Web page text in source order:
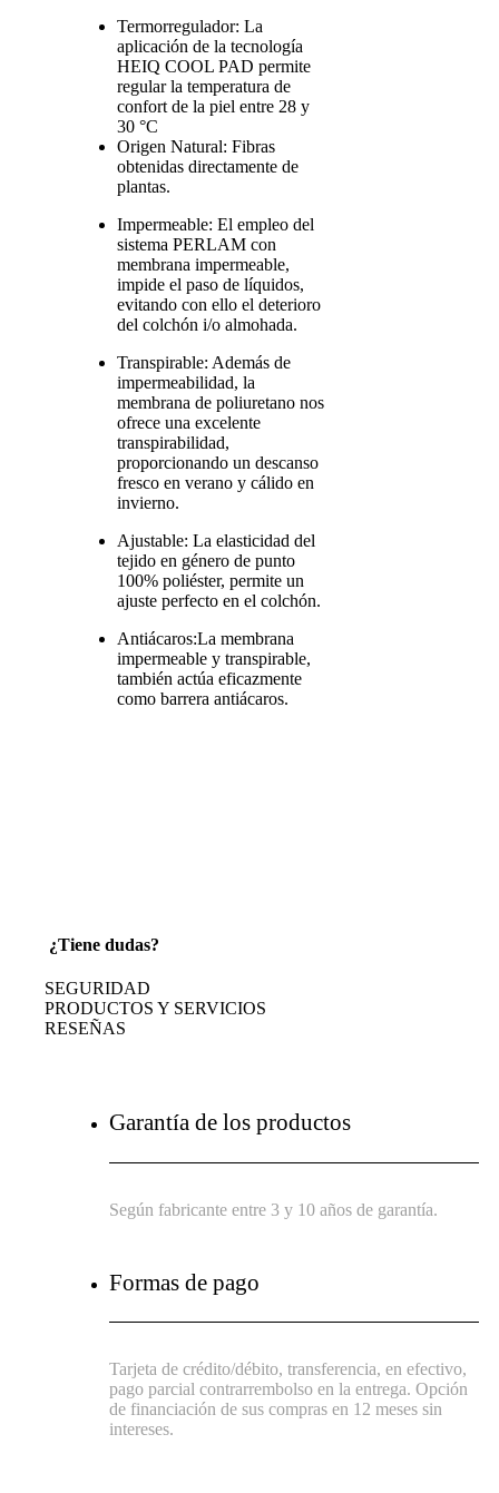
Termorregulador: La
aplicación de la tecnología
HEIQ COOL PAD permite
regular la temperatura de
confort de la piel entre 28 y
30 °C
Origen Natural: Fibras
obtenidas directamente de
plantas.
Impermeable: El empleo del
sistema PERLAM con
membrana impermeable,
impide el paso de líquidos,
evitando con ello el deterioro
del colchón i/o almohada.
Transpirable: Además de
impermeabilidad, la
membrana de poliuretano nos
ofrece una excelente
transpirabilidad,
proporcionando un descanso
fresco en verano y cálido en
invierno.
Ajustable: La elasticidad del
tejido en género de punto
100% poliéster, permite un
ajuste perfecto en el colchón.
Antiácaros:La membrana
impermeable y transpirable,
también actúa eficazmente
como barrera antiácaros.
¿Tiene dudas?
SEGURIDAD
PRODUCTOS Y SERVICIOS
RESEÑAS
Garantía de los productos
Según fabricante entre 3 y 10 años de garantía.
Formas de pago
Tarjeta de crédito/débito, transferencia, en efectivo,
pago parcial contrarrembolso en la entrega. Opción
de financiación de sus compras en 12 meses sin
intereses.